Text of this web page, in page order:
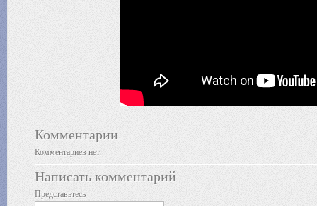
Комментарии
Комментариев нет.
Написать комментарий
Представьтесь